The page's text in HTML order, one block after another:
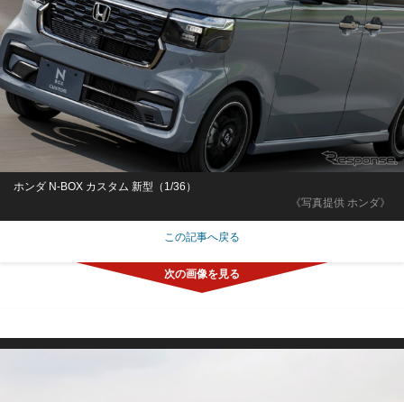
《写真提供 ホンダ》
ホンダ N-BOX カスタム 新型（1/36）
この記事へ戻る